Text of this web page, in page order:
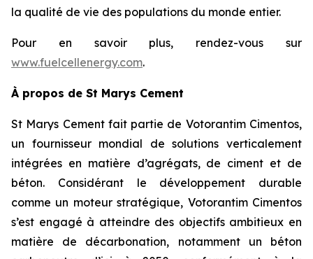
la qualité de vie des populations du monde entier.
Pour en savoir plus, rendez-vous sur
www.fuelcellenergy.com.
À propos de St Marys Cement
St Marys Cement fait partie de Votorantim Cimentos,
un fournisseur mondial de solutions verticalement
intégrées en matière d’agrégats, de ciment et de
béton. Considérant le développement durable
comme un moteur stratégique, Votorantim Cimentos
s’est engagé à atteindre des objectifs ambitieux en
matière de décarbonation, notamment un béton